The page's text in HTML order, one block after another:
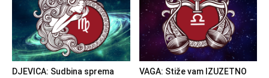
DJEVICA: Sudbina sprema
VAGA: Stiže vam IZUZETNO